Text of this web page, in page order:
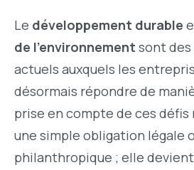
Le développement durable
de l'environnement sont des
actuels auxquels les
désormais répondre de
prise en compte de ces défis
une simple obligation légale
philanthropique ; elle